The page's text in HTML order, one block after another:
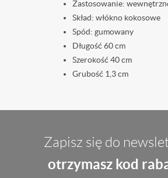
Zastosowanie:
Skład: włókno kokosowe
Spód: gumowany
Długość 60 cm
Szerokość 40 cm
Grubość 1,3 cm
Zapisz się do
otrzymasz kod